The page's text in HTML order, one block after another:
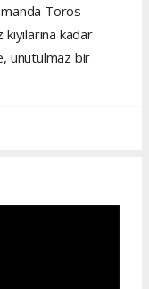
Toros
kadar
unutulmaz bir